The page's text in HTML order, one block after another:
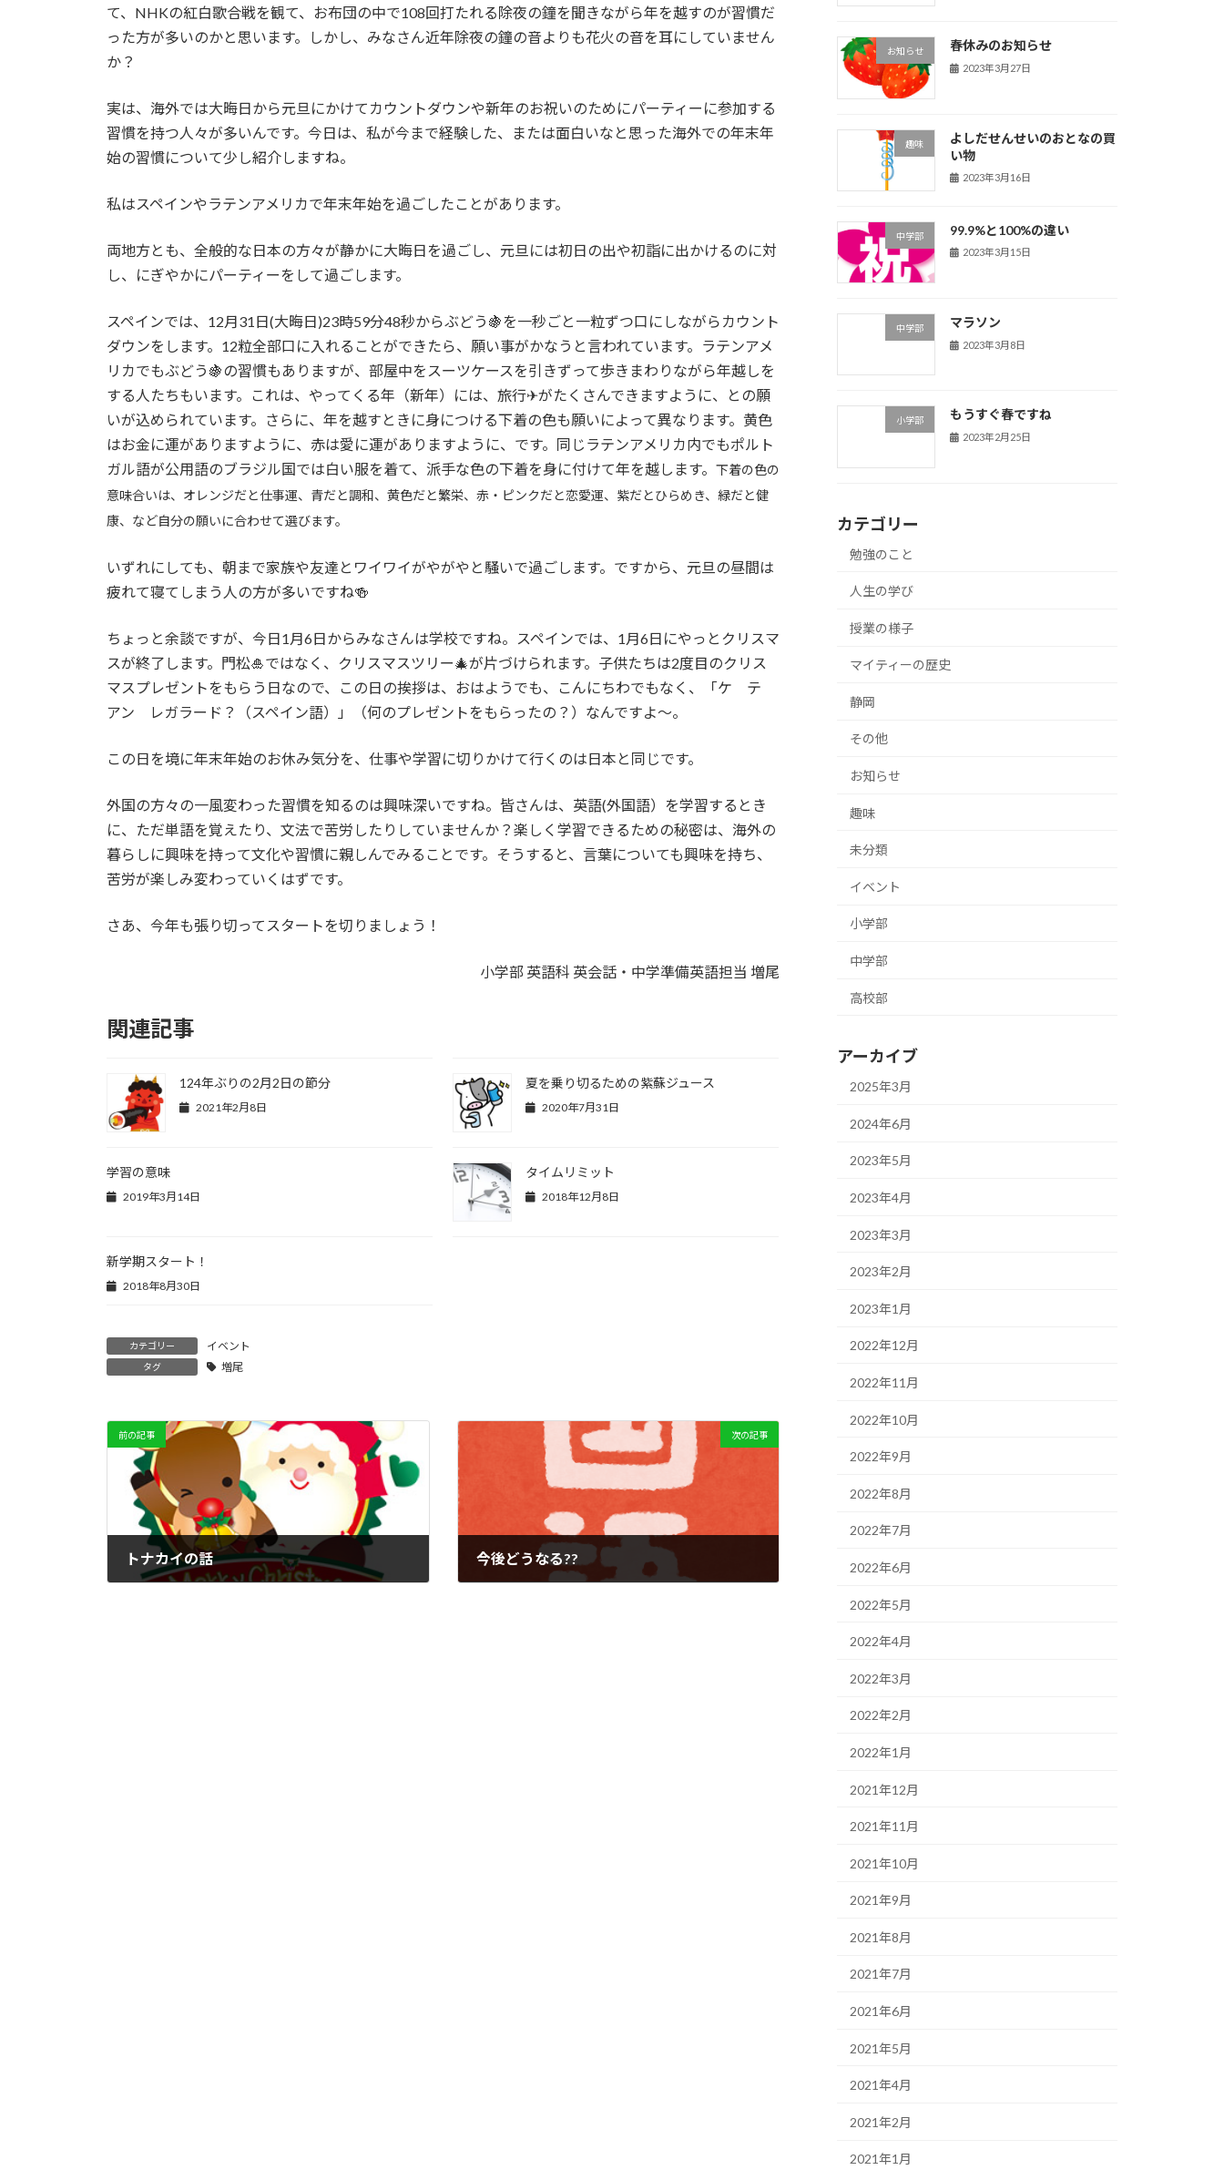
て、NHKの紅白歌合戦を観て、お布団の中で108回打たれる除夜の鐘を聞きながら年を越すのが習慣だ
った方が多いのかと思います。しかし、みなさん近年除夜の鐘の音よりも花火の音を耳にしていません
か？
実は、海外では大晦日から元旦にかけてカウントダウンや新年のお祝いのためにパーティーに参加する
習慣を持つ人々が多いんです。今日は、私が今まで経験した、または面白いなと思った海外での年末年
始の習慣について少し紹介しますね。
私はスペインやラテンアメリカで年末年始を過ごしたことがあります。
両地方とも、全般的な日本の方々が静かに大晦日を過ごし、元旦には初日の出や初詣に出かけるのに対
し、にぎやかにパーティーをして過ごします。
スペインでは、12月31日(大晦日)23時59分48秒からぶどう🍇を一秒ごと一粒ずつ口にしながらカウント
ダウンをします。12粒全部口に入れることができたら、願い事がかなうと言われています。ラテンアメ
リカでもぶどう🍇の習慣もありますが、部屋中をスーツケースを引きずって歩きまわりながら年越しを
する人たちもいます。これは、やってくる年（新年）には、旅行✈がたくさんできますように、との願
いが込められています。さらに、年を越すときに身につける下着の色も願いによって異なります。黄色
はお金に運がありますように、赤は愛に運がありますように、です。同じラテンアメリカ内でもポルト
ガル語が公用語のブラジル国では白い服を着て、派手な色の下着を身に付けて年を越します。 下着の色の
意味合いは、オレンジだと仕事運、青だと調和、黄色だと繁栄、赤・ピンクだと恋愛運、紫だとひらめき、緑だと健
康、など自分の願いに合わせて選びます。
いずれにしても、朝まで家族や友達とワイワイがやがやと騒いで過ごします。ですから、元旦の昼間は
疲れて寝てしまう人の方が多いですね🍻
ちょっと余談ですが、今日1月6日からみなさんは学校ですね。スペインでは、1月6日にやっとクリスマ
スが終了します。門松🎍ではなく、クリスマスツリー🎄が片づけられます。子供たちは2度目のクリス
マスプレゼントをもらう日なので、この日の挨拶は、おはようでも、こんにちわでもなく、「ケ テ
アン レガラード？（スペイン語）」（何のプレゼントをもらったの？）なんですよ～。
この日を境に年末年始のお休み気分を、仕事や学習に切りかけて行くのは日本と同じです。
外国の方々の一風変わった習慣を知るのは興味深いですね。皆さんは、英語(外国語）を学習するとき
に、ただ単語を覚えたり、文法で苦労したりしていませんか？楽しく学習できるための秘密は、海外の
暮らしに興味を持って文化や習慣に親しんでみることです。そうすると、言葉についても興味を持ち、
苦労が楽しみ変わっていくはずです。
さあ、今年も張り切ってスタートを切りましょう！
小学部 英語科 英会話・中学準備英語担当 増尾
関連記事
124年ぶりの2月2日の節分
2021年2月8日
夏を乗り切るための紫蘇ジュース
2020年7月31日
学習の意味
2019年3月14日
タイムリミット
2018年12月8日
新学期スタート！
2018年8月30日
カテゴリー イベント
タグ 増尾
前の記事
トナカイの話
次の記事
今後どうなる??
お知らせ 春休みのお知らせ
2023年3月27日
趣味
よしだせんせいのおとなの買
い物
2023年3月16日
中学部 99.9%と100%の違い
2023年3月15日
中学部 マラソン
2023年3月8日
小学部 もうすぐ春ですね
2023年2月25日
カテゴリー
勉強のこと
人生の学び
授業の様子
マイティーの歴史
静岡
その他
お知らせ
趣味
未分類
イベント
小学部
中学部
高校部
アーカイブ
2025年3月
2024年6月
2023年5月
2023年4月
2023年3月
2023年2月
2023年1月
2022年12月
2022年11月
2022年10月
2022年9月
2022年8月
2022年7月
2022年6月
2022年5月
2022年4月
2022年3月
2022年2月
2022年1月
2021年12月
2021年11月
2021年10月
2021年9月
2021年8月
2021年7月
2021年6月
2021年5月
2021年4月
2021年2月
2021年1月